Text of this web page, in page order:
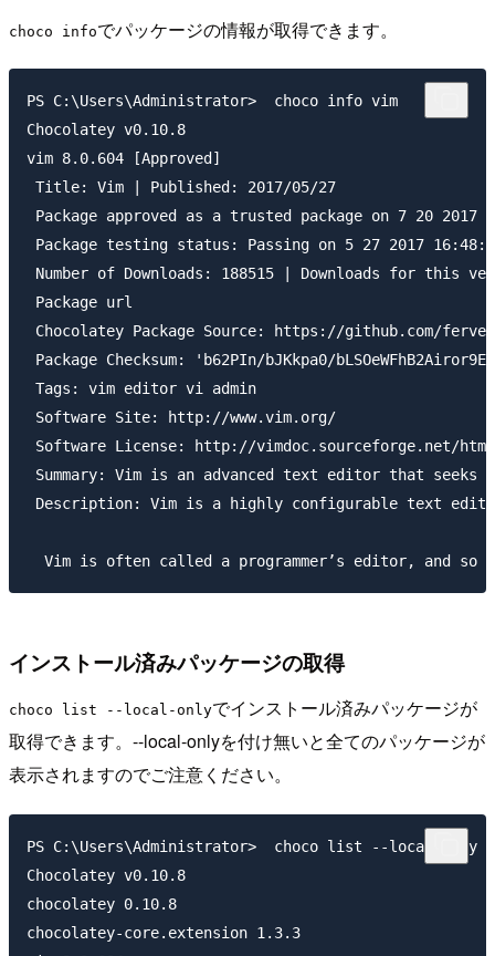
choco infoでパッケージの情報が取得できます。
PS C:\Users\Administrator>  choco info vim
Chocolatey v0.10.8
vim 8.0.604 [Approved]
Title: Vim | Published: 2017/05/27
Package approved as a trusted package on 7 20 2017
Package testing status: Passing on 5 27 2017
Number of Downloads: 188515 | Downloads for this
Package url
Chocolatey Package Source: https://github.com/
Package Checksum: 'b62PIn/bJKkpa0/
Tags: vim editor vi admin
Software Site: http://www.vim.org/
Software License: http://vimdoc.sourceforge.net/
Summary: Vim is an advanced text editor that
Description: Vim is a highly configurable text
インストール済みパッケージの取得
choco list --local-onlyでインストール済みパッケージが
取得できます。--local-onlyを付け無いと全てのパッケージが
表示されますのでご注意ください。
PS C:\Users\Administrator>  choco list --local-only
Chocolatey v0.10.8
chocolatey 0.10.8
chocolatey-core.extension 1.3.3